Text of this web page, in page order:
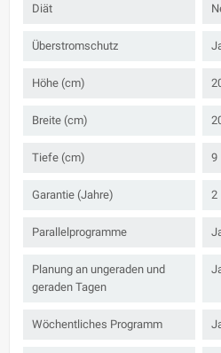
Diät
Überstromschutz
Höhe (cm)
Breite (cm)
Tiefe (cm) 9
Garantie (Jahre) 2
Parallelprogramme
Planung an ungeraden und
geraden Tagen
Wöchentliches Programm